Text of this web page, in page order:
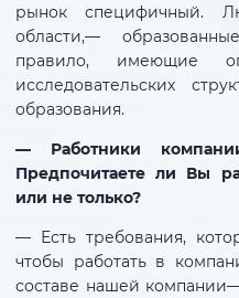
рынок специфичный.
области,—
правило, имеющие
исследовательских
образования.
— Работники
Предпочитаете ли Вы
или не только?
— Есть требования,
чтобы работать в
составе нашей